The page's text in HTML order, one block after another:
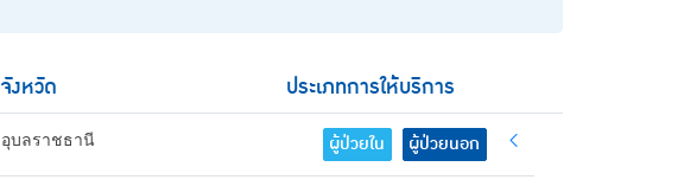
จังหวัด ประเภทการให้บริการ
อุบลราชธานี ผู้ป่วยใน ผู้ป่วยนอก